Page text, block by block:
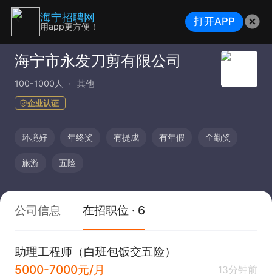
海宁市永发刀剪有限公司
100-1000人 其他
企业认证
环境好 年终奖 有提成 有年假 全勤奖
旅游 五险
公司信息 在招职位 · 6
助理工程师（白班包饭交五险）
5000-7000元/月
13分钟前
海宁招聘网
用app更方便！ 打开APP